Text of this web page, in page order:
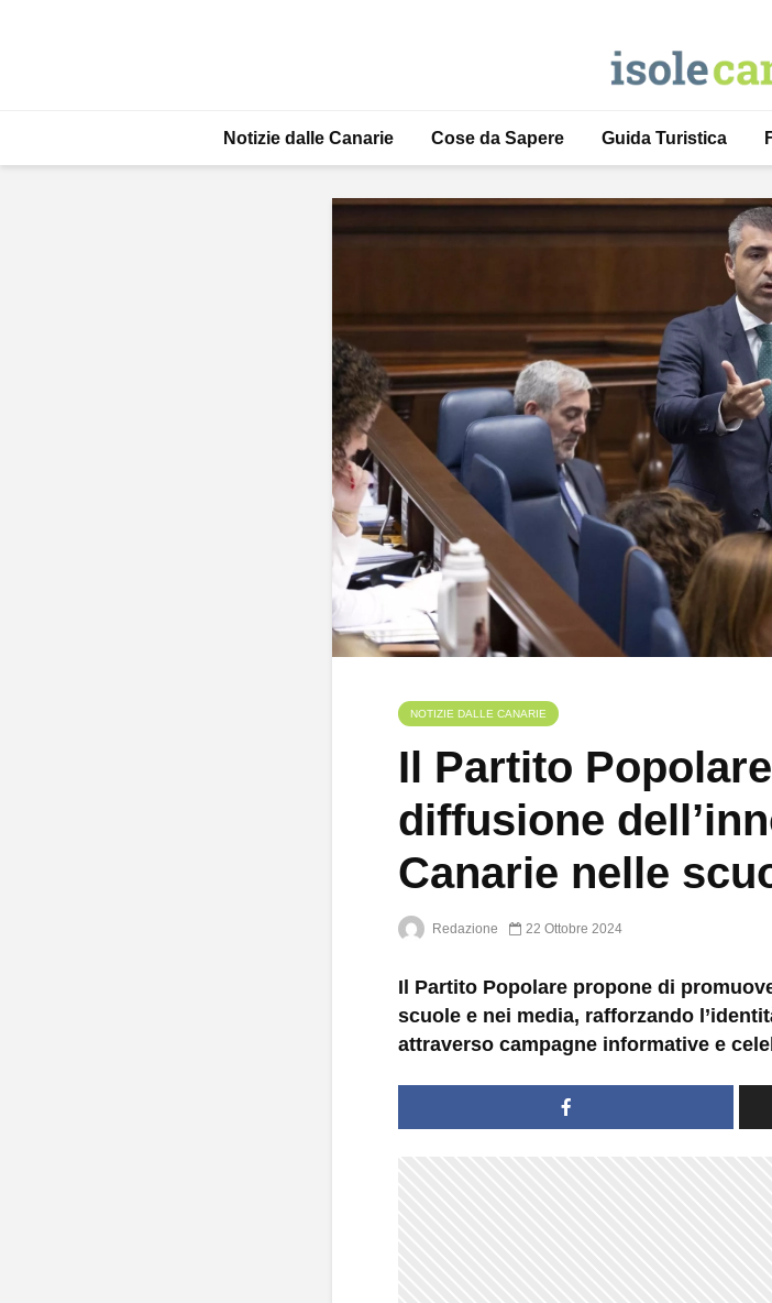
Notizie dalle Canarie Cose da Sapere Guida Turistica
NOTIZIE DALLE CANARIE
Il Partito
diffusione
Canarie nelle
Redazione 22 Ottobre 2024
Il Partito Popolare propone di
scuole e nei media, rafforzando
attraverso campagne informative e